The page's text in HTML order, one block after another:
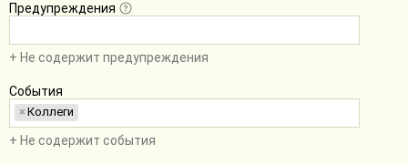
Предупреждения
+ Не содержит предупреждения
События
× Коллеги
+ Не содержит события